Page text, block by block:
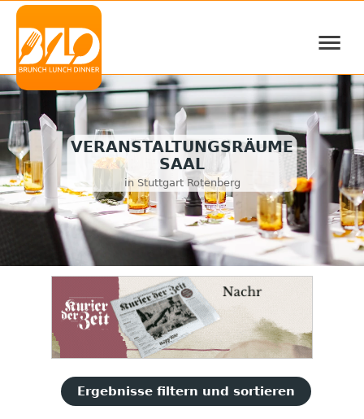
≡
VERANSTALTUNGSRÄUME
SAAL
in Stuttgart Rotenberg
Ergebnisse filtern und sortieren